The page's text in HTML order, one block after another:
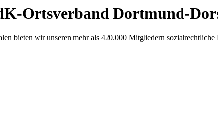
Ortsverband Dortmund-
bieten wir unseren mehr als 420.000 Mitgliedern sozialrechtliche